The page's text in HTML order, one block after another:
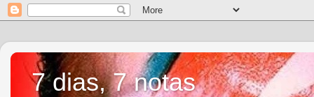
7 dias, 7 notas